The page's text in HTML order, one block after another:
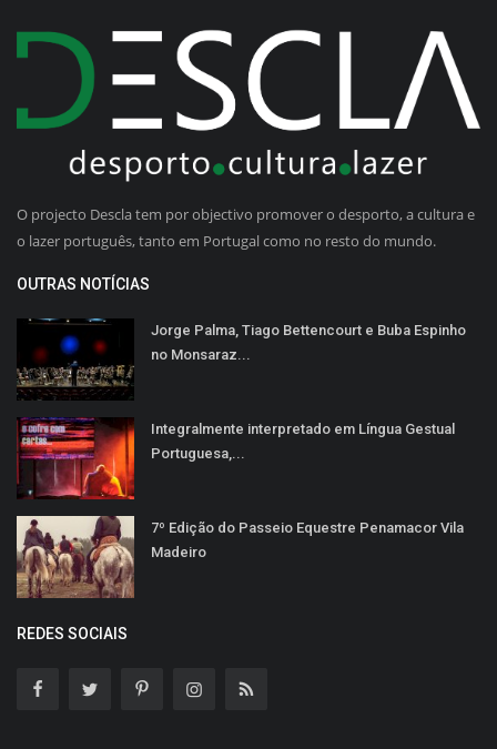
O projecto Descla tem por objectivo promover o desporto, a cultura e
o lazer português, tanto em Portugal como no resto do mundo.
OUTRAS NOTÍCIAS
Jorge Palma, Tiago Bettencourt e Buba Espinho
no Monsaraz...
Integralmente interpretado em Língua Gestual
Portuguesa,...
7º Edição do Passeio Equestre Penamacor Vila
Madeiro
REDES SOCIAIS